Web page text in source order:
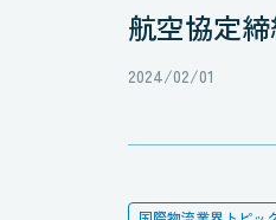
航空協定
2024/02/01